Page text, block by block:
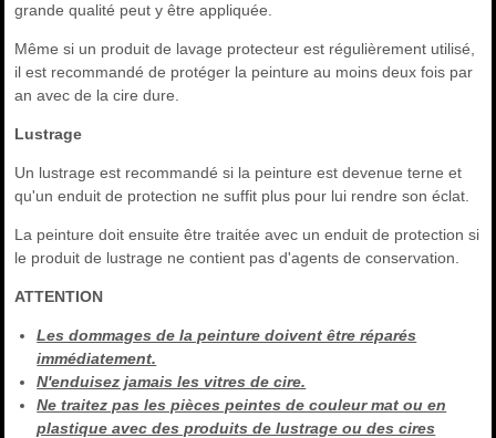
grande qualité peut y être appliquée.
Même si un produit de lavage protecteur est régulièrement utilisé,
il est recommandé de protéger la peinture au moins deux fois par
an avec de la cire dure.
Lustrage
Un lustrage est recommandé si la peinture est devenue terne et
qu'un enduit de protection ne suffit plus pour lui rendre son éclat.
La peinture doit ensuite être traitée avec un enduit de protection si
le produit de lustrage ne contient pas d'agents de conservation.
ATTENTION
Les dommages de la peinture doivent être réparés
immédiatement.
N'enduisez jamais les vitres de cire.
Ne traitez pas les pièces peintes de couleur mat ou en
plastique avec des produits de lustrage ou des cires